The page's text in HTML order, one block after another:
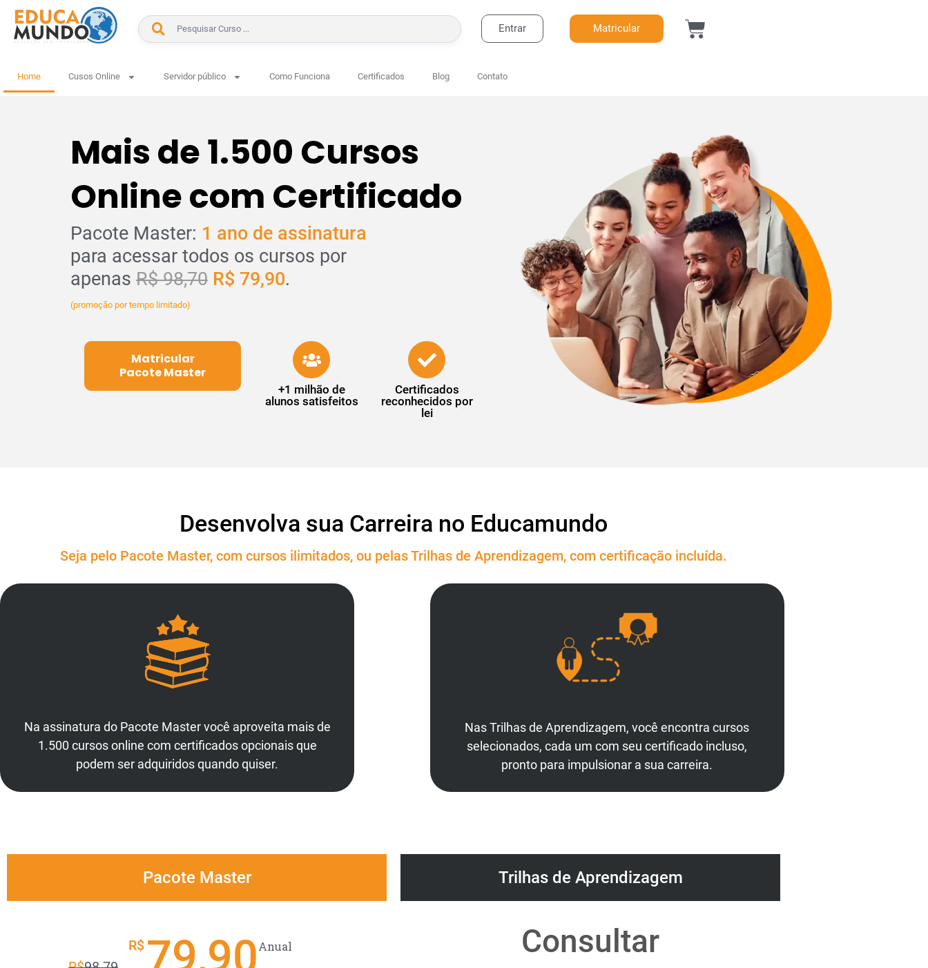
BUSCAR Entrar Matricular
Home Cusos Online Servidor público Como Funciona Certificados Blog Contato
Mais de 1.500 Cursos
Online com Certificado
Pacote Master: 1 ano de assinatura
para acessar todos os cursos por
apenas R$ 98,70 R$ 79,90.
(promoção por tempo limitado)
Matricular
Pacote Master
+1 milhão de
alunos satisfeitos
Certificados
reconhecidos por
lei
Desenvolva sua Carreira no Educamundo
Seja pelo Pacote Master, com cursos ilimitados, ou pelas Trilhas de Aprendizagem, com certificação incluída.
Na assinatura do Pacote Master você aproveita mais de
1.500 cursos online com certificados opcionais que
podem ser adquiridos quando quiser.
Nas Trilhas de Aprendizagem, você encontra cursos
selecionados, cada um com seu certificado incluso,
pronto para impulsionar a sua carreira.
Pacote Master
R$ 79,90Anual
Trilhas de Aprendizagem
Consultar